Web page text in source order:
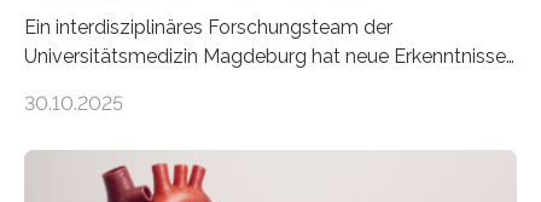
Ein interdisziplinäres Forschungsteam der
Universitätsmedizin Magdeburg hat neue Erkenntnisse
behandelt werden kann. In ihrer aktuellen Studie,
Oncology, zeigen die Forschenden, dass Mini-Tumore
30.10.2025